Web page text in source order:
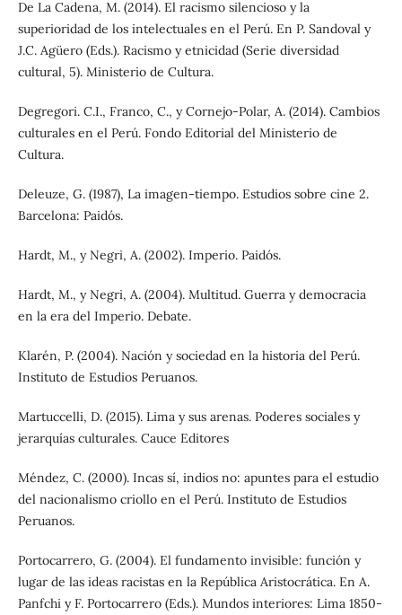
De La Cadena, M. (2014). El racismo silencioso y la
superioridad de los intelectuales en el Perú. En P. Sandoval y
J.C. Agüero (Eds.). Racismo y etnicidad (Serie diversidad
cultural, 5). Ministerio de Cultura.
Degregori. C.I., Franco, C., y Cornejo-Polar, A. (2014). Cambios
culturales en el Perú. Fondo Editorial del Ministerio de
Cultura.
Deleuze, G. (1987), La imagen-tiempo. Estudios sobre cine 2.
Barcelona: Paidós.
Hardt, M., y Negri, A. (2002). Imperio. Paidós.
Hardt, M., y Negri, A. (2004). Multitud. Guerra y democracia
en la era del Imperio. Debate.
Klarén, P. (2004). Nación y sociedad en la historia del Perú.
Instituto de Estudios Peruanos.
Martuccelli, D. (2015). Lima y sus arenas. Poderes sociales y
jerarquías culturales. Cauce Editores
Méndez, C. (2000). Incas sí, indios no: apuntes para el estudio
del nacionalismo criollo en el Perú. Instituto de Estudios
Peruanos.
Portocarrero, G. (2004). El fundamento invisible: función y
lugar de las ideas racistas en la República Aristocrática. En A.
Panfchi y F. Portocarrero (Eds.). Mundos interiores: Lima 1850-